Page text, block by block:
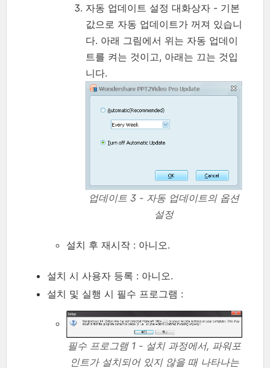
자동 업데이트 설정 대화상자 - 기본
값으로 자동 업데이트가 꺼져 있습니
다. 아래 그림에서 위는 자동 업데이
트를 켜는 것이고, 아래는 끄는 것입
니다.
업데이트 3 - 자동 업데이트의 옵션
설정
설치 후 재시작 : 아니오.
설치 시 사용자 등록 : 아니오.
설치 및 실행 시 필수 프로그램 :
필수 프로그램 1 - 설치 과정에서, 파워포
인트가 설치되어 있지 않을 때 나타나는